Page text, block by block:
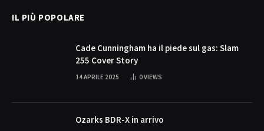
IL PIÙ POPOLARE
Cade Cunningham ha il piede sul gas: Slam
255 Cover Story
14 APRILE 2025 0VIEWS
Ozarks BDR-X in arrivo